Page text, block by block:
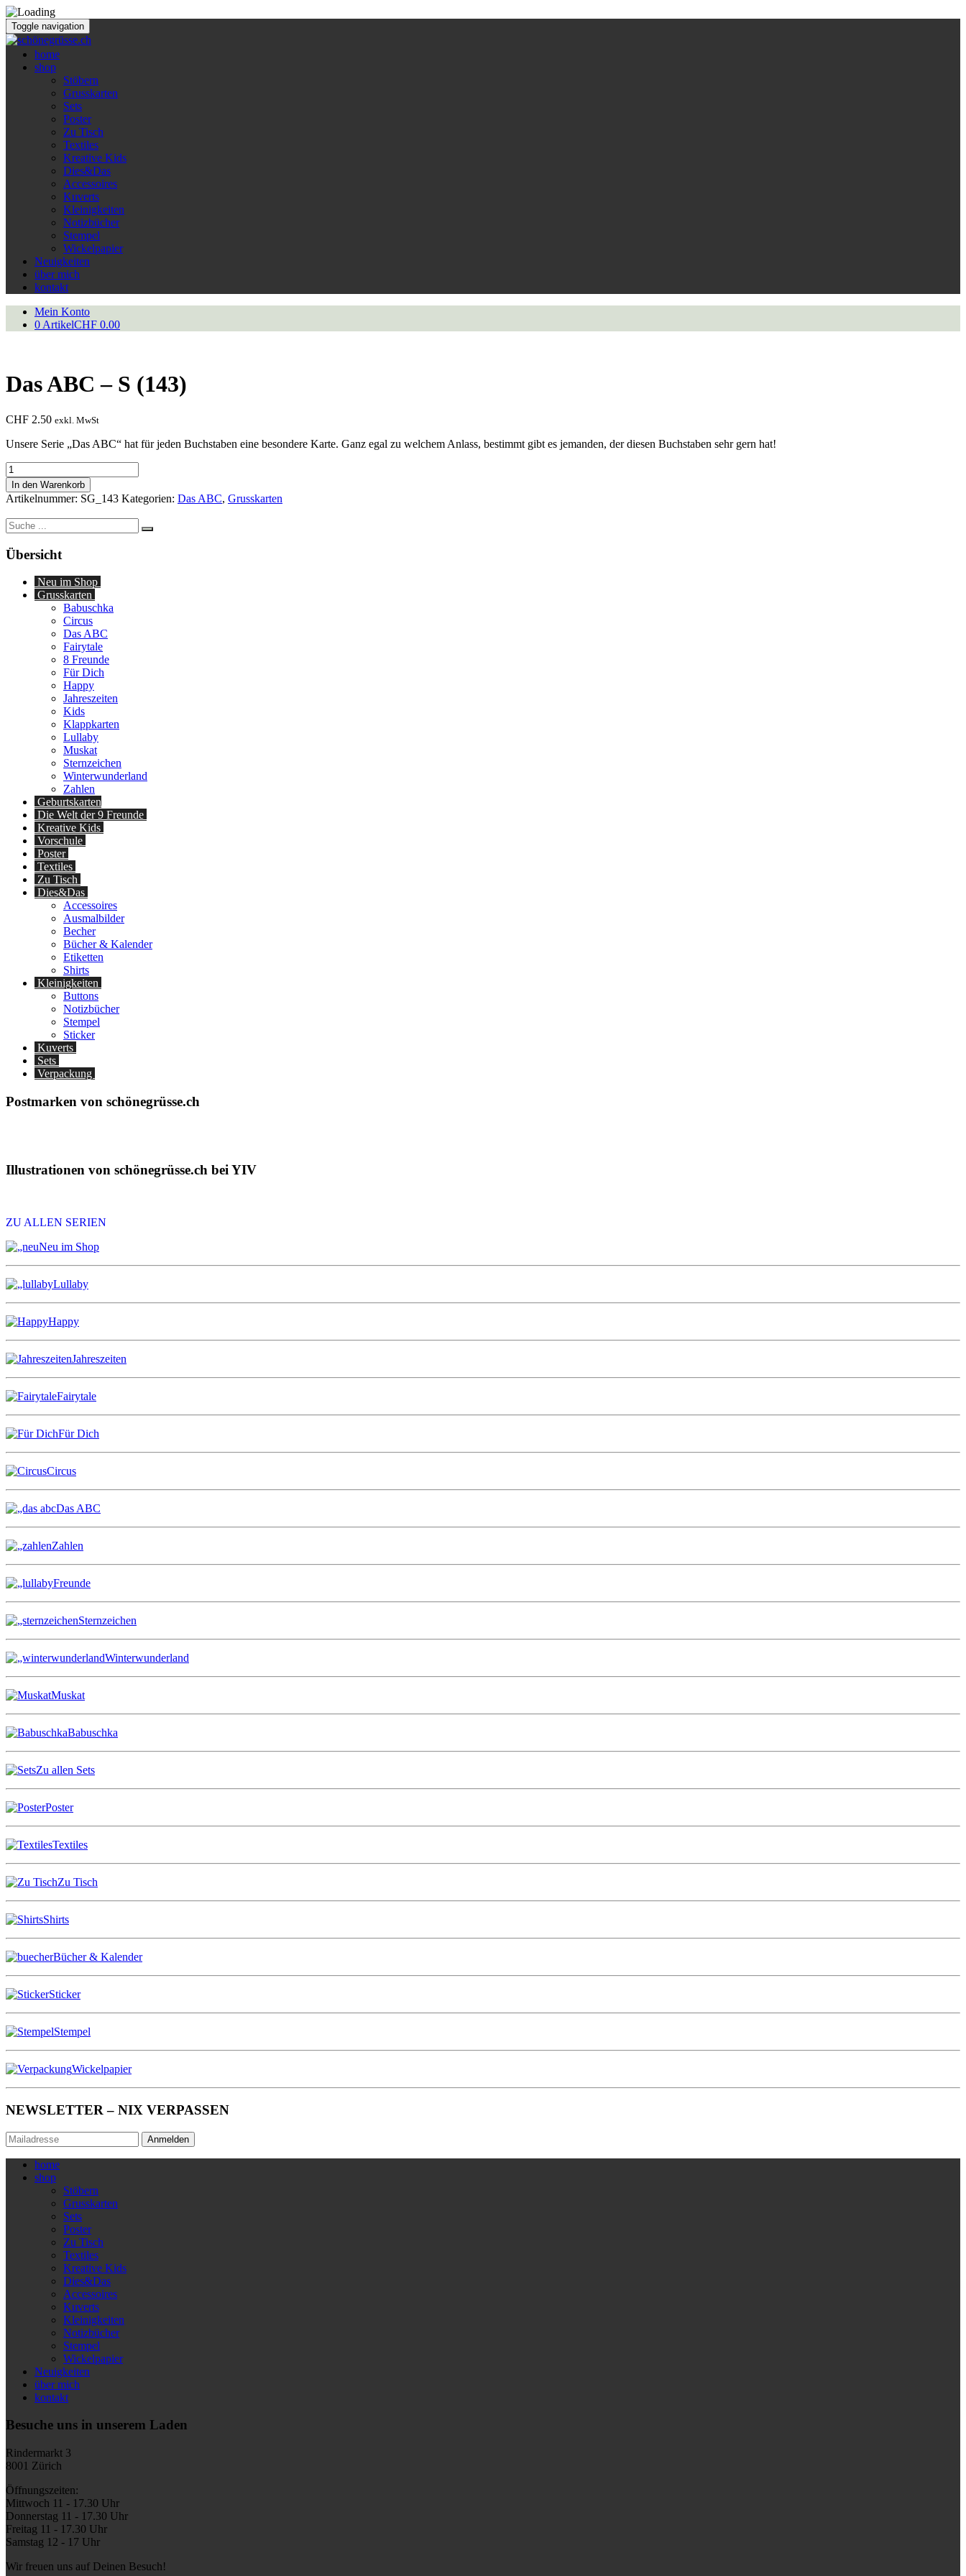
Toggle navigation
home
shop
Stöbern
Grusskarten
Sets
Poster
Zu Tisch
Textiles
Kreative Kids
Dies&Das
Accessoires
Kuverts
Kleinigkeiten
Notizbücher
Stempel
Wickelpapier
Neuigkeiten
über mich
kontakt
Mein Konto
0 ArtikelCHF 0.00
Das ABC – S (143)
CHF 2.50 exkl. MwSt
Unsere Serie „Das ABC“ hat für jeden Buchstaben eine besondere Karte. Ganz egal zu welchem Anlass, bestimmt gibt es jemanden, der diesen Buchstaben sehr gern hat!
Das
ABC
-
S
(143)
Menge
In den Warenkorb
Artikelnummer: SG_143 Kategorien: Das ABC, Grusskarten
Suche
nach:
Übersicht
Neu im Shop
Grusskarten
Babuschka
Circus
Das ABC
Fairytale
8 Freunde
Für Dich
Happy
Jahreszeiten
Kids
Klappkarten
Lullaby
Muskat
Sternzeichen
Winterwunderland
Zahlen
Geburtskarten
Die Welt der 9 Freunde
Kreative Kids
Vorschule
Poster
Textiles
Zu Tisch
Dies&Das
Accessoires
Ausmalbilder
Becher
Bücher & Kalender
Etiketten
Shirts
Kleinigkeiten
Buttons
Notizbücher
Stempel
Sticker
Kuverts
Sets
Verpackung
Postmarken von schönegrüsse.ch
Illustrationen von schönegrüsse.ch bei YIV
ZU ALLEN SERIEN
Neu im Shop
Lullaby
Happy
Jahreszeiten
Fairytale
Für Dich
Circus
Das ABC
Zahlen
Freunde
Sternzeichen
Winterwunderland
Muskat
Babuschka
Zu allen Sets
Poster
Textiles
Zu Tisch
Shirts
Bücher & Kalender
Sticker
Stempel
Wickelpapier
NEWSLETTER – NIX VERPASSEN
Anmelden
home
shop
Stöbern
Grusskarten
Sets
Poster
Zu Tisch
Textiles
Kreative Kids
Dies&Das
Accessoires
Kuverts
Kleinigkeiten
Notizbücher
Stempel
Wickelpapier
Neuigkeiten
über mich
kontakt
Besuche uns in unserem Laden
Rindermarkt 3
8001 Zürich
Öffnungszeiten:
Mittwoch 11 - 17.30 Uhr
Donnerstag 11 - 17.30 Uhr
Freitag 11 - 17.30 Uhr
Samstag 12 - 17 Uhr
Wir freuen uns auf Deinen Besuch!